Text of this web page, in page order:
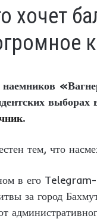
хочет
наемников
.
тем, что
в его Telegram-
за город